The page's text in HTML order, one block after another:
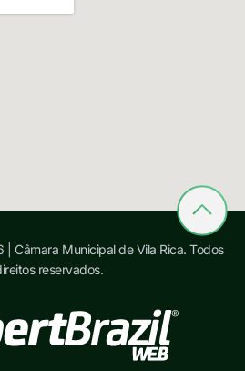
Câmara Municipal de Vila Rica. Todos
reservados.